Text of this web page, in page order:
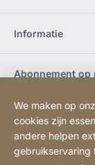
Informatie
Abonnement op
Werken bij JURA
Sociale media
We maken op
cookies zijn
andere helpen
gebruikservaring